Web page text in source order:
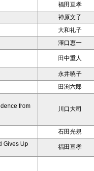
福田亘孝
神原文子
大和礼子
澤口恵一
田中重人
永井暁子
田渕六郎
from
川口大司
石田光規
Gives Up
福田亘孝